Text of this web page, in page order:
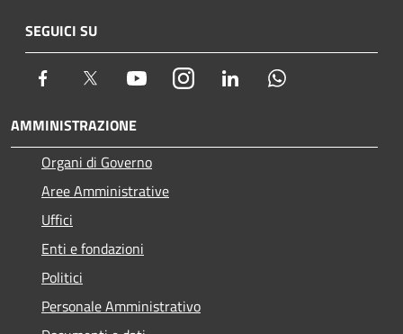
SEGUICI SU
Facebook Twitter YoutubeInstagram LinkedIn
AMMINISTRAZIONE
Organi di Governo
Aree Amministrative
Uffici
Enti e fondazioni
Politici
Personale Amministrativo